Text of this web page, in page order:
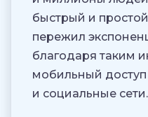
быстрый и
пережил
благодаря таким
мобильный
и социальные сети.